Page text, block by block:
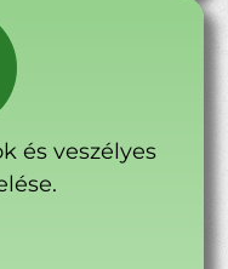
és veszélyes